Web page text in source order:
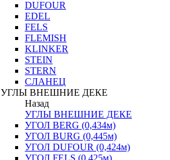
DUFOUR
EDEL
FELS
FLEMISH
KLINKER
STEIN
STERN
СЛАНЕЦ
УГЛЫ ВНЕШНИЕ ДЕКЕ
Назад
УГЛЫ ВНЕШНИЕ ДЕКЕ
УГОЛ BERG (0,434м)
УГОЛ BURG (0,445м)
УГОЛ DUFOUR (0,424м)
УГОЛ FELS (0,425м)